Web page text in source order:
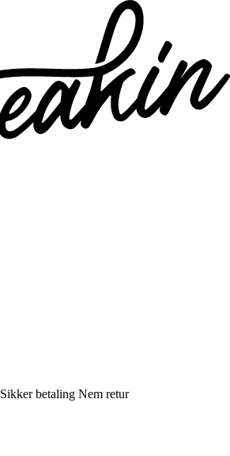
Sikker betaling Nem retur